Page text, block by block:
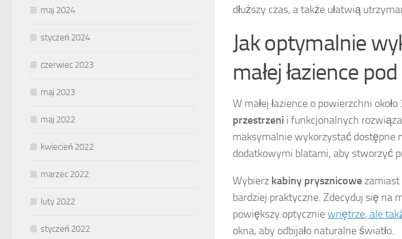
dłuższy czas, a także ułatwią
Jak optymalnie
małej łazience
W małej łazience o powierzchni
przestrzeni i funkcjonalnych
maksymalnie wykorzystać dostępne
dodatkowymi blatami, aby stworzyć
Wybierz kabiny prysznicowe
bardziej praktyczne. Zdecyduj się na
powiększy optyczniewnętrze, ale
okna, aby odbijało naturalne światło.
maj 2024
styczeń 2024
czerwiec 2023
maj 2023
maj 2022
kwiecień 2022
marzec 2022
luty 2022
styczeń 2022